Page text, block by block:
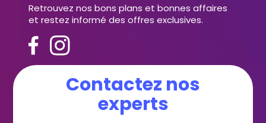
Retrouvez nos bons plans et bonnes affaires
et restez informé des offres exclusives.
Contactez nos
experts